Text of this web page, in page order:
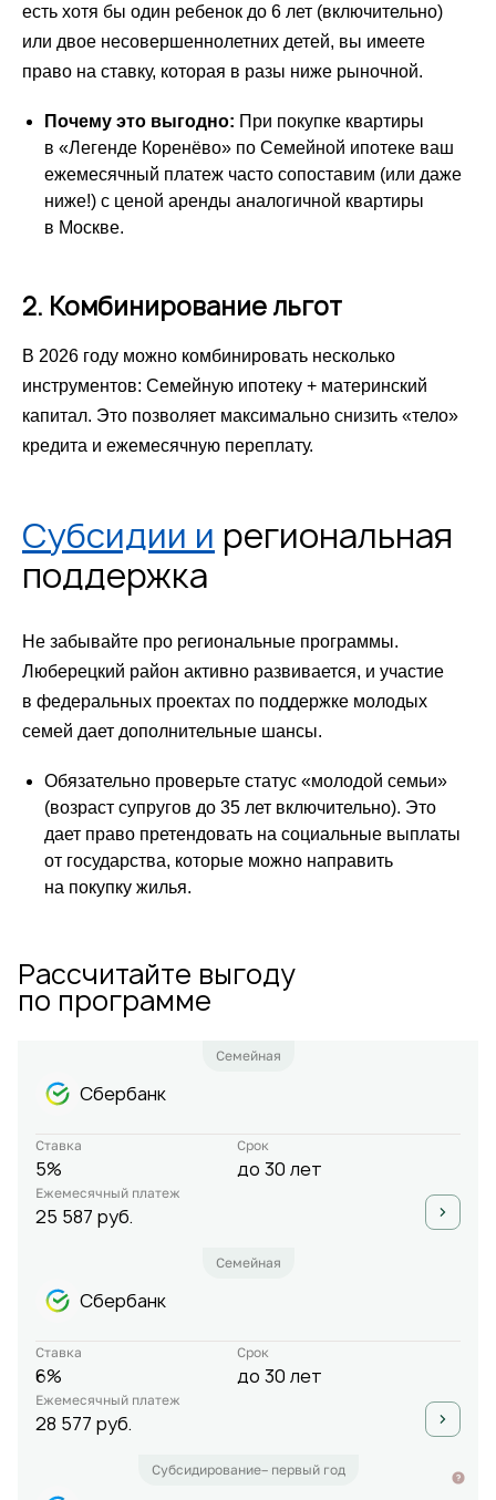
есть хотя бы один ребенок до 6 лет (включительно)
или двое несовершеннолетних детей, вы имеете
право на ставку, которая в разы ниже рыночной.
Почему это выгодно: При покупке квартиры
в «Легенде Коренёво» по Семейной ипотеке ваш
ежемесячный платеж часто сопоставим (или даже
ниже!) с ценой аренды аналогичной квартиры
в Москве.
2. Комбинирование льгот
В 2026 году можно комбинировать несколько
инструментов: Семейную ипотеку + материнский
капитал. Это позволяет максимально снизить «тело»
кредита и ежемесячную переплату.
Субсидии и региональная
поддержка
Не забывайте про региональные программы.
Люберецкий район активно развивается, и участие
в федеральных проектах по поддержке молодых
семей дает дополнительные шансы.
Обязательно проверьте статус «молодой семьи»
(возраст супругов до 35 лет включительно). Это
дает право претендовать на социальные выплаты
от государства, которые можно направить
на покупку жилья.
Рассчитайте выгоду
по программе
Семейная
Сбербанк
Ставка
5%
Срок
до 30 лет
Ежемесячный платеж
25 587 руб.
Семейная
Сбербанк
Ставка
6%
Срок
до 30 лет
Ежемесячный платеж
28 577 руб.
Субсидирование– первый год